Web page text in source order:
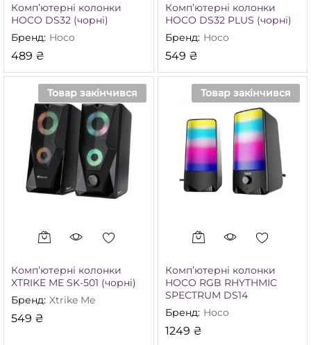
Комп’ютерні колонки
HOCO DS32 (чорні)
Бренд: Hoco
489 ₴
Комп’ютерні колонки
HOCO DS32 PLUS (чорні)
Бренд: Hoco
549 ₴
Товар закінчився
Комп’ютерні колонки
XTRIKE ME SK-501 (чорні)
Бренд: Xtrike Me
549 ₴
Товар закінчився
Комп’ютерні колонки
HOCO RGB RHYTHMIC
SPECTRUM DS14
Бренд: Hoco
1249 ₴